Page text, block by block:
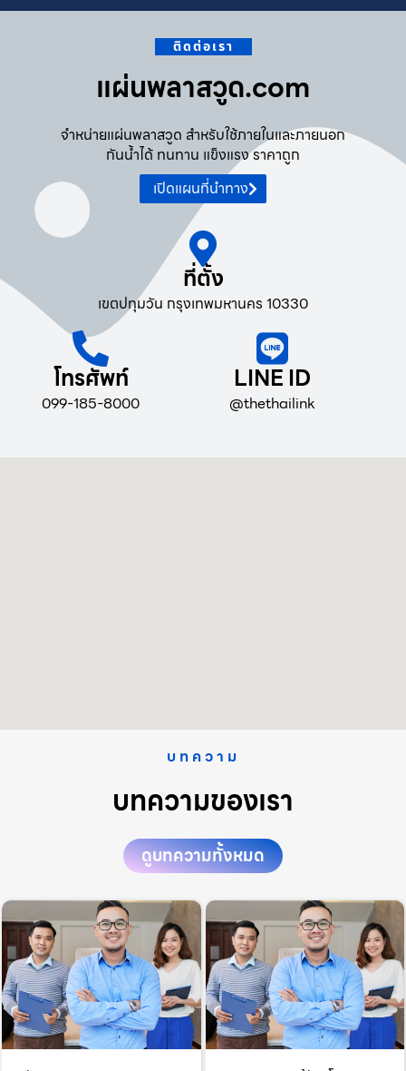
ติดต่อเรา
แผ่นพลาสวูด.com
จำหน่ายแผ่นพลาสวูด สำหรับใช้ภายในและภายนอก
กันน้ำได้ ทนทาน แข็งแรง ราคาถูก
เปิดแผนที่นำทาง
ที่ตั้ง
เขตปทุมวัน กรุงเทพมหานคร 10330
โทรศัพท์
099-185-8000
LINE ID
@thethailink
บทความ
บทความของเรา
ดูบทความทั้งหมด